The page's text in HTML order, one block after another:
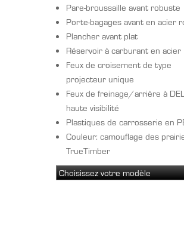
Pare-broussaille avant robuste
Porte-bagages avant en acier
Plancher avant plat
Réservoir à carburant en acier
Feux de croisement de type
projecteur unique
Feux de freinage/arrière à
haute visibilité
Plastiques de carrosserie en
Couleur: camouflage des
TrueTimber